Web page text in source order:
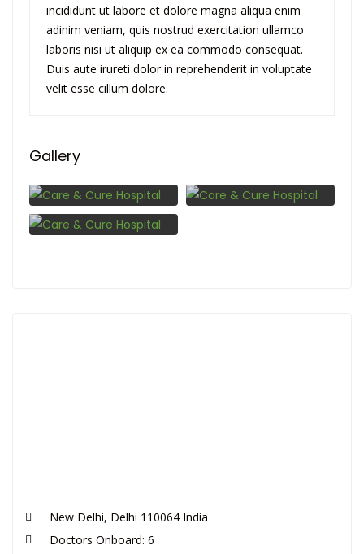
incididunt ut labore et dolore magna aliqua enim
adinim veniam, quis nostrud exercitation ullamco
laboris nisi ut aliquip ex ea commodo consequat.
Duis aute irureti dolor in reprehenderit in voluptate
velit esse cillum dolore.
Gallery
New Delhi, Delhi 110064 India
Doctors Onboard: 6